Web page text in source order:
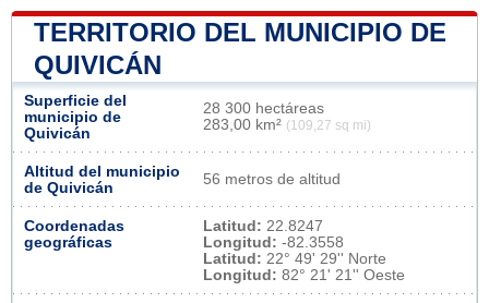
TERRITORIO DEL MUNICIPIO DE
QUIVICÁN
Superficie del
municipio de
Quivicán
28 300 hectáreas
283,00 km² (109,27 sq mi)
Altitud del municipio
de Quivicán
56 metros de altitud
Coordenadas
geográficas
Latitud: 22.8247
Longitud: -82.3558
Latitud: 22° 49' 29'' Norte
Longitud: 82° 21' 21'' Oeste